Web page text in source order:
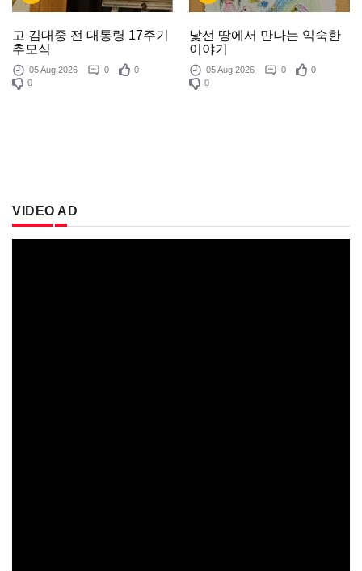
고 김대중 전 대통령 17주기
추모식
05 Aug 2026 0
0
0
낯선 땅에서 만나는 익숙한
이야기
05 Aug 2026 0
0
0
VIDEO AD